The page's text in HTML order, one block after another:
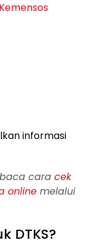
Kemensos
informasi
cara cek
online melalui
DTKS?